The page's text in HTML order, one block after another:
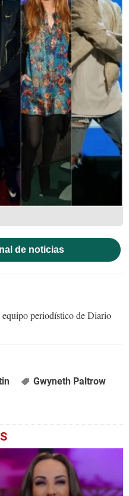
de noticias
periodístico de Diario
Gwyneth Paltrow